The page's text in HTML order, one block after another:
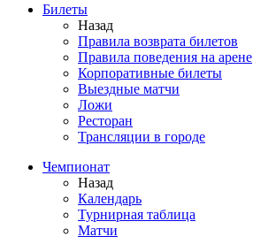
Билеты
Назад
Правила возврата билетов
Правила поведения на арене
Корпоративные билеты
Выездные матчи
Ложи
Ресторан
Трансляции в городе
Чемпионат
Назад
Календарь
Турнирная таблица
Матчи